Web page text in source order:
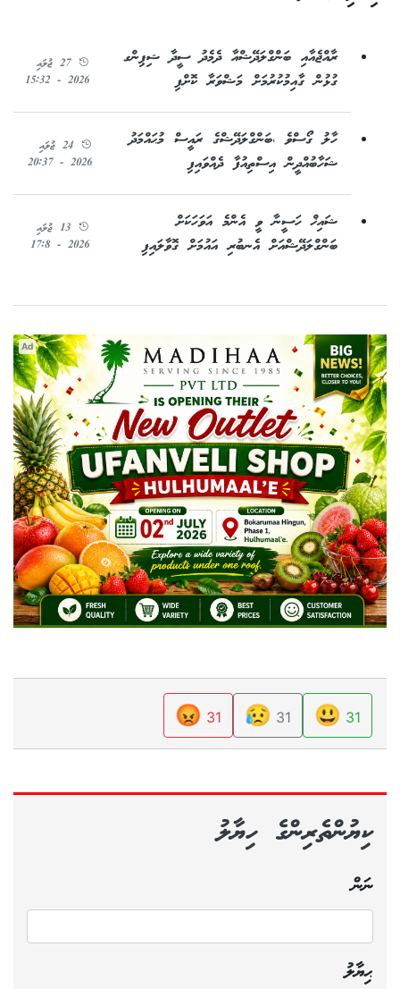
ރާއްޖެއާއި ބަންގްލަދޭޝްއާ ދެމެދު ސީދާ ޝިޕިންގ
ގުޅުން ގާއިމުކުރުމަށް މަޝްވަރާ ކޮށްފި
27 ޖުލައި
2026 - 15:32
ހާލު ގޯސްވެ ،ބަންގްލަދޭޝްގެ ރައީސް މުޙައްމަދު
ޝަހާބުއްދީން އިސްތިއުފާ ދެއްވައިފި
24 ޖުލައި
2026 - 20:37
ޝައިޚް ހަސީނާ ވީ އެންމެ އަވަހަކަށް
ބަންގްލަދޭޝްއަށް އެނބުރި އައުމަށް ގޮވާލައިފި
13 ޖުލައި
2026 - 17:8
Ad
31
😃
31
😥
31
😡
ކިޔުންތެރިންގެ ހިޔާލު
ނަން
ޙިޔާލު